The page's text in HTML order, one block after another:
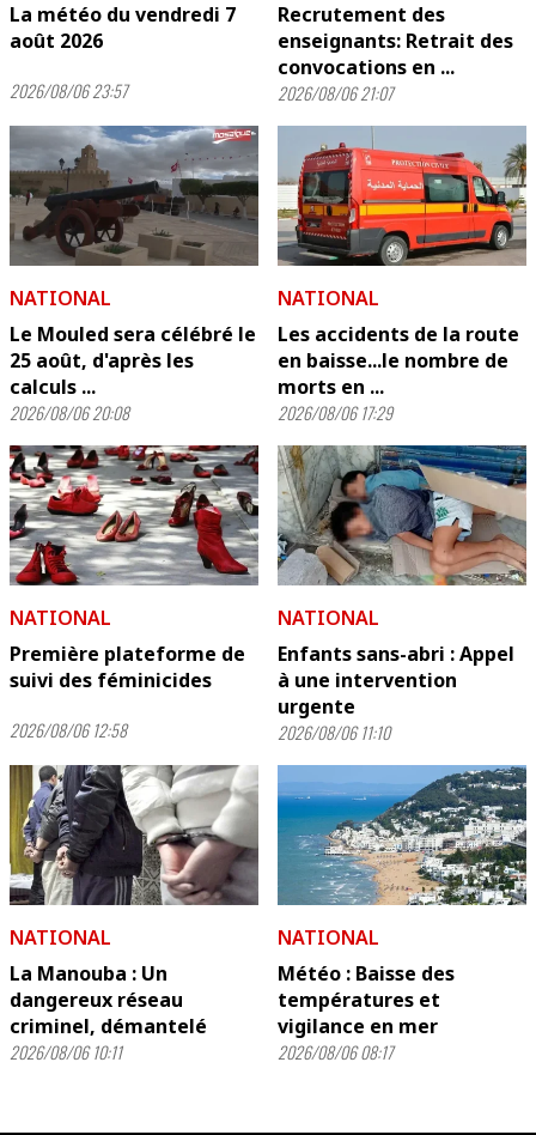
La météo du vendredi 7
août 2026
2026/08/06 23:57
Recrutement des
enseignants: Retrait des
convocations en ...
2026/08/06 21:07
NATIONAL
Le Mouled sera célébré le
25 août, d'après les
calculs ...
2026/08/06 20:08
NATIONAL
Les accidents de la route
en baisse...le nombre de
morts en ...
2026/08/06 17:29
NATIONAL
Première plateforme de
suivi des féminicides
2026/08/06 12:58
NATIONAL
Enfants sans-abri : Appel
à une intervention
urgente
2026/08/06 11:10
NATIONAL
La Manouba : Un
dangereux réseau
criminel, démantelé
2026/08/06 10:11
NATIONAL
Météo : Baisse des
températures et
vigilance en mer
2026/08/06 08:17